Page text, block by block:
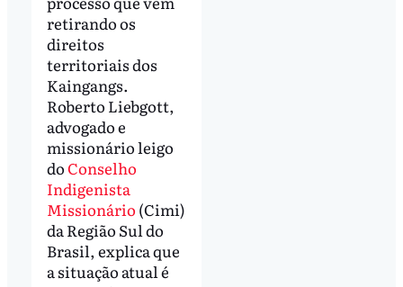
retirando os
direitos
territoriais dos
Kaingangs.
Roberto Liebgott,
advogado e
missionário leigo
doConselho
Indigenista
Missionário (Cimi)
da Região Sul do
Brasil, explica que
a situação atual é